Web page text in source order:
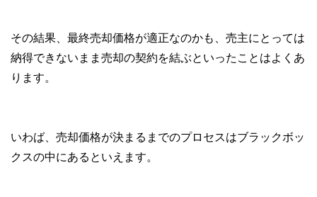
その結果、最終売却価格が適正なのかも、売主にとっては
納得できないまま売却の契約を結ぶといったことはよくあ
ります。
いわば、売却価格が決まるまでのプロセスはブラックボッ
クスの中にあるといえます。